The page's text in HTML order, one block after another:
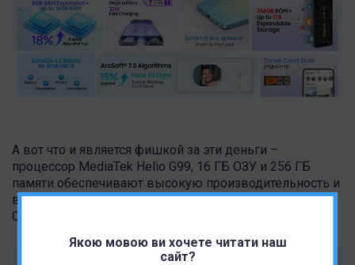
Якою мовою ви хочете читати наш
сайт?
А вот что и является фишкой за эти деньги –
процессор MediaTek Helio G99, 16 ГБ ОЗУ и 256 ГБ
памяти обеспечивают высокую производительность и
возможности мультитаскинга. Смартфон работает на
ОС DokeOS 4.0 на базе Android 13.